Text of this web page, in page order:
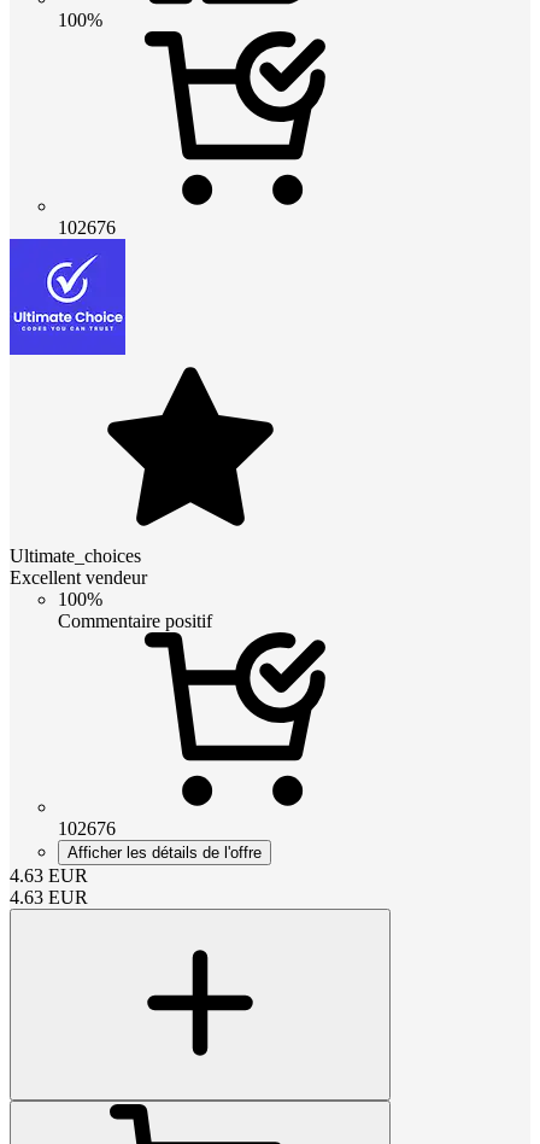
100%
102676
Ultimate_choices
Excellent vendeur
100%
Commentaire positif
102676
Afficher les détails de l'offre
4.63 EUR
4.63 EUR